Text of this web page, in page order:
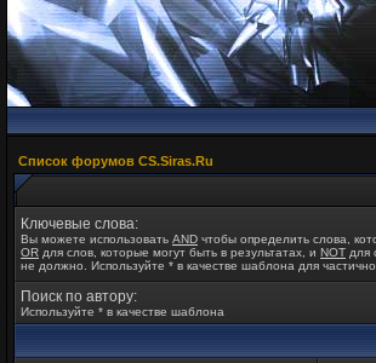
Список форумов CS.Siras.Ru
Ключевые слова:
Вы можете использовать AND чтобы определить слова,
OR для слов, которые могут быть в результатах, и NOT для
не должно. Используйте * в качестве шаблона для
Поиск по автору:
Используйте * в качестве шаблона